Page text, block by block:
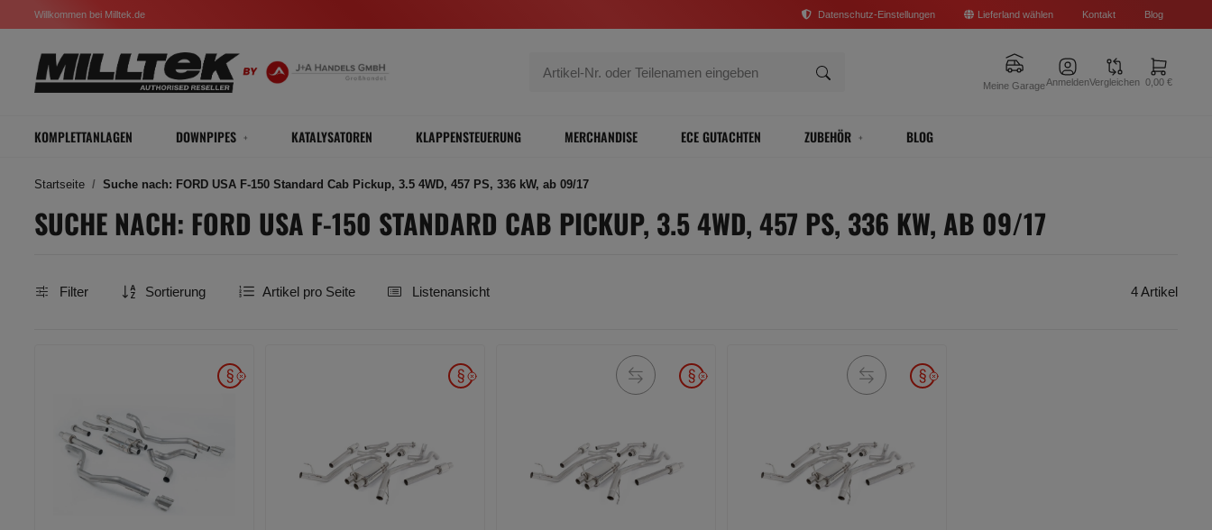
Willkommen bei Milltek.de Datenschutz-Einstellungen Lieferland wählen Kontakt Blog
Meine GarageAnmeldenVergleichen 0,00 €
KOMPLETTANLAGEN DOWNPIPES KATALYSATOREN KLAPPENSTEUERUNG MERCHANDISE ECE GUTACHTEN ZUBEHÖR BLOG
Startseite Suche nach: FORD USA F-150 Standard Cab Pickup, 3.5 4WD, 457 PS, 336 kW, ab 09/17
SUCHE NACH: FORD USA F-150 STANDARD CAB PICKUP, 3.5 4WD, 457 PS, 336 KW, AB 09/17
Filter Sortierung Artikel pro Seite Listenansicht 4 Artikel